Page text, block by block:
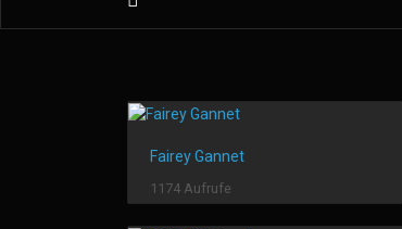
Fairey Gannet
1174 Aufrufe